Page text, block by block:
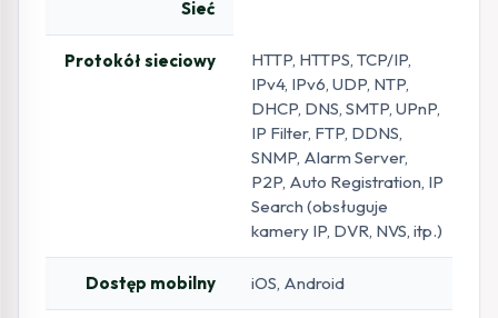
Sieć
Protokół sieciowy
HTTP, HTTPS, TCP/IP,
IPv4, IPv6, UDP, NTP,
DHCP, DNS, SMTP, UPnP,
IP Filter, FTP, DDNS,
SNMP, Alarm Server,
P2P, Auto Registration, IP
Search (obsługuje
kamery IP, DVR, NVS, itp.)
Dostęp mobilny iOS, Android